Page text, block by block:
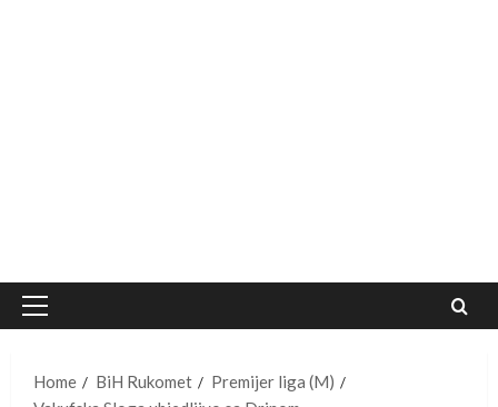
Primary
Home
BiH Rukomet
Premijer liga (M)